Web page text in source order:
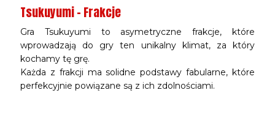
Tsukuyumi – Frakcje
Gra Tsukuyumi to asymetryczne frakcje, które
wprowadzają do gry ten unikalny klimat, za który
kochamy tę grę.
Każda z frakcji ma solidne podstawy fabularne, które
perfekcyjnie powiązane są z ich zdolnościami.